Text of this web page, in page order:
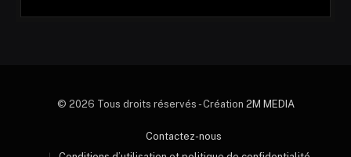
© 2026 Tous droits réservés - Création 2M MEDIA
Contactez-nous